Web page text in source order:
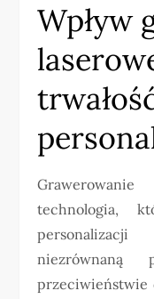
Wpływ
technologia,
przeciwieństwie